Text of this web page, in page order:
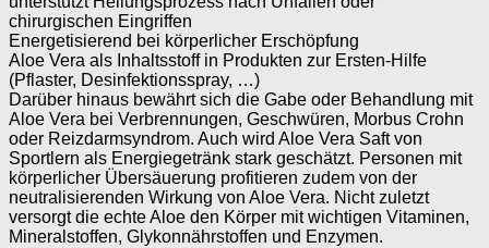
chirurgischen Eingriffen
Energetisierend bei körperlicher Erschöpfung
Aloe Vera als Inhaltsstoff in Produkten zur Ersten-Hilfe
(Pflaster, Desinfektionsspray, …)
Darüber hinaus bewährt sich die Gabe oder Behandlung mit
Aloe Vera bei Verbrennungen, Geschwüren, Morbus Crohn
oder Reizdarmsyndrom. Auch wird Aloe Vera Saft von
Sportlern als Energiegetränk stark geschätzt. Personen mit
körperlicher Übersäuerung profitieren zudem von der
neutralisierenden Wirkung von Aloe Vera. Nicht zuletzt
versorgt die echte Aloe den Körper mit wichtigen Vitaminen,
Mineralstoffen, Glykonnährstoffen und Enzymen.